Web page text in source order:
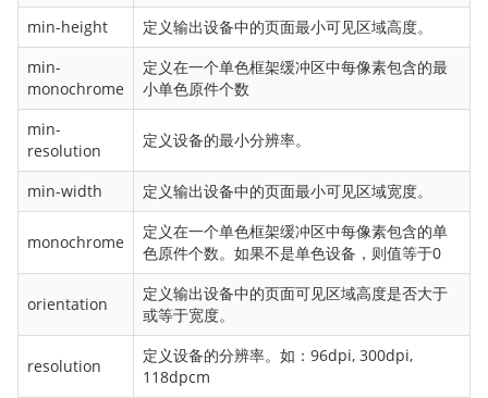
font-weight
grid-columns
grid-rows
hanging-punctuation
height
icon
justify-content
letter-spacing
min-height
定义输出设备中的页面最小可见区域高度。
min-
monochrome
定义在一个单色框架缓冲区中每像素包含的最
小单色原件个数
min-
resolution
定义设备的最小分辨率。
min-width 定义输出设备中的页面最小可见区域宽度。
monochrome
定义在一个单色框架缓冲区中每像素包含的单
色原件个数。如果不是单色设备，则值等于0
orientation
定义输出设备中的页面可见区域高度是否大于
或等于宽度。
resolution
定义设备的分辨率。如：96dpi, 300dpi,
118dpcm